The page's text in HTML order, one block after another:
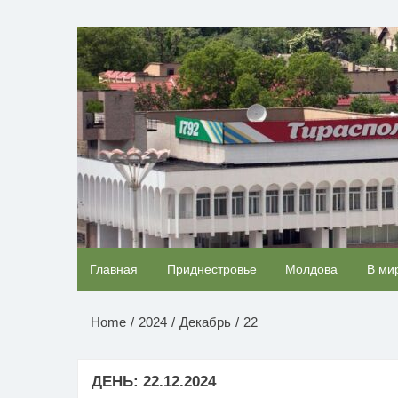
содержимомуНОВОСТИ
Главная Приднестровье Молдова В
Home 2024 Декабрь 22
ДЕНЬ: 22.12.2024
Скрытая камера на пляже Крыма: Что люди
вытворяют, когда их не видят...